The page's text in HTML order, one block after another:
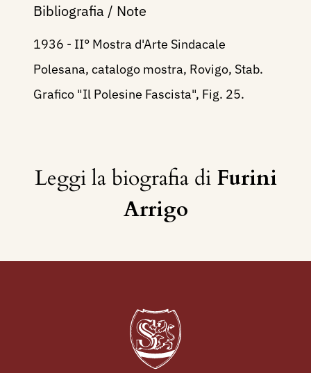
Bibliografia / Note
1936 - II° Mostra d'Arte Sindacale
Polesana, catalogo mostra, Rovigo, Stab.
Grafico "Il Polesine Fascista", Fig. 25.
Leggi la biografia di Furini
Arrigo